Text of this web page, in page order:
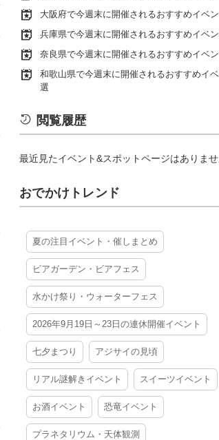
大阪府で今週末に開催されるおすすめイベ
兵庫県で今週末に開催されるおすすめイベ
奈良県で今週末に開催されるおすすめイベ
和歌山県で今週末に開催されるおすすめイ
選
閲覧履歴
最近見たイベント&スポットページはありませ
おでかけトレンド
夏の注目イベント・催しまとめ
ビアガーデン・ビアフェス
水かけ祭り・ウォーターフェス
2026年9月19日～23日の連休開催イベント
七夕まつり アジサイの見頃
リアル謎解きイベント スイーツイベント
お酒イベント 恐竜イベント
プラネタリウム・天体観測